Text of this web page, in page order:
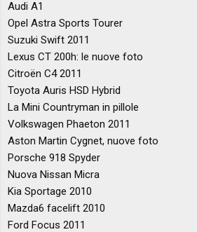
Audi A1
Opel Astra Sports Tourer
Suzuki Swift 2011
Lexus CT 200h: le nuove foto
Citroën C4 2011
Toyota Auris HSD Hybrid
La Mini Countryman in pillole
Volkswagen Phaeton 2011
Aston Martin Cygnet, nuove foto
Porsche 918 Spyder
Nuova Nissan Micra
Kia Sportage 2010
Mazda6 facelift 2010
Ford Focus 2011